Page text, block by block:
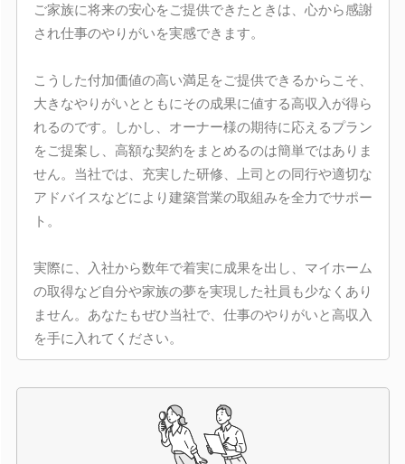
ご家族に将来の安心をご提供できたときは、心から感謝
され仕事のやりがいを実感できます。
こうした付加価値の高い満足をご提供できるからこそ、
大きなやりがいとともにその成果に値する高収入が得ら
れるのです。しかし、オーナー様の期待に応えるプラン
をご提案し、高額な契約をまとめるのは簡単ではありま
せん。当社では、充実した研修、上司との同行や適切な
アドバイスなどにより建築営業の取組みを全力でサポー
ト。
実際に、入社から数年で着実に成果を出し、マイホーム
の取得など自分や家族の夢を実現した社員も少なくあり
ません。あなたもぜひ当社で、仕事のやりがいと高収入
を手に入れてください。